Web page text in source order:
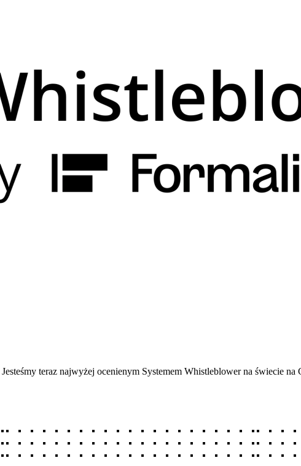
Jesteśmy teraz najwyżej ocenienym Systemem Whistleblowerna świecie na